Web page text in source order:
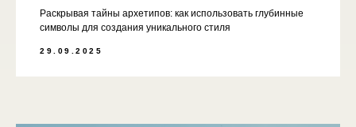
Раскрывая тайны архетипов: как использовать глубинные
символы для создания уникального стиля
29.09.2025